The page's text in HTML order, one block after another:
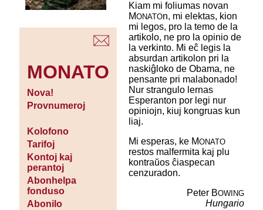
MONATO
Nova!
Provnumeroj
Kolofono
Tarifoj
Kontoj kaj
perantoj
Abonhelpa
fonduso
Abonilo
Kiam mi foliumas novan
MONATOn, mi elektas, kion
mi legos, pro la temo de la
artikolo, ne pro la opinio de
la verkinto. Mi eĉ legis la
absurdan artikolon pri la
naskiĝloko de Obama, ne
pensante pri malabonado!
Nur strangulo lernas
Esperanton por legi nur
opiniojn, kiuj kongruas kun
liaj.
Mi esperas, ke MONATO
restos malfermita kaj plu
kontraŭos ĉiaspecan
cenzuradon.
Peter BOWING
Hungario